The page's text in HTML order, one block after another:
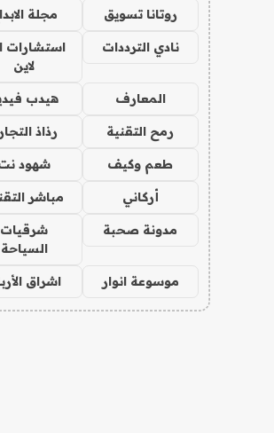
روتانا تسويق مجلة
نادي الترددات
استشارات
لاين
المعارف هيدب
رمح التقنية رذاذ
طعم وكيف شهود
أركاني مباشر
مدونة صحبة
شرقيات
السياحة
موسوعة انوار اشراق